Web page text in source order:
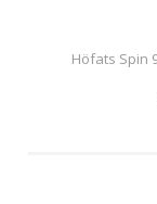
Höfats Spin